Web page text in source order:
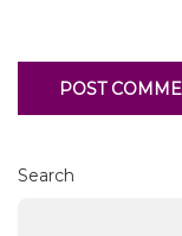
Search